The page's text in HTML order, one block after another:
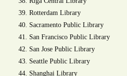
Rotterdam Library
Sacramento Public Library
San Francisco Public Library
San Jose Public Library
Seattle Public Library
Shanghai Library